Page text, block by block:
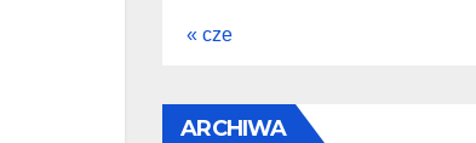
« cze
ARCHIWA